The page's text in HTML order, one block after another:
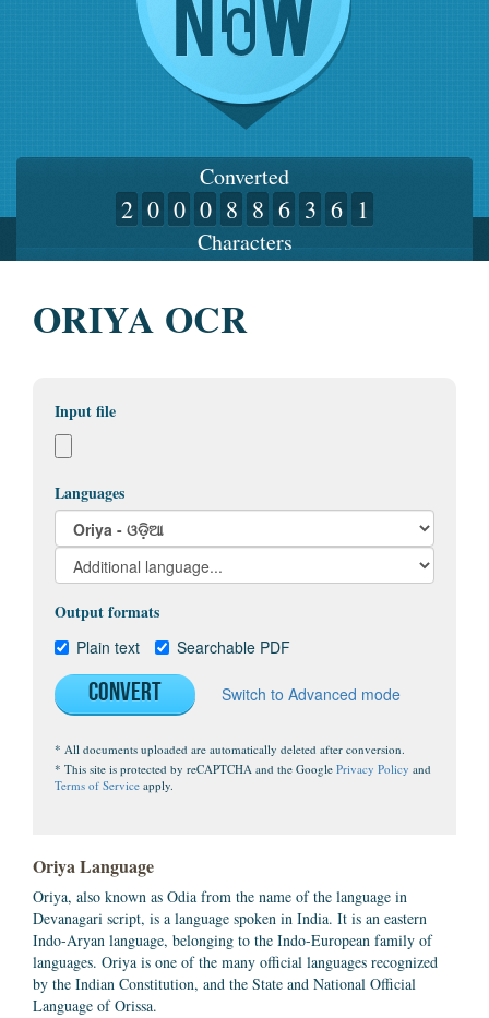
Converted
2 0 0 0 8 8 6 3 6 1
Characters
ORIYA OCR
Input file
Languages
Output formats
Plain text Searchable PDF
Convert Switch to Advanced mode
* All documents uploaded are automatically deleted after conversion.
* This site is protected by reCAPTCHA and the Google Privacy Policy and
Terms of Service apply.
Oriya Language
Oriya, also known as Odia from the name of the language in
Devanagari script, is a language spoken in India. It is an eastern
Indo-Aryan language, belonging to the Indo-European family of
languages. Oriya is one of the many official languages recognized
by the Indian Constitution, and the State and National Official
Language of Orissa.